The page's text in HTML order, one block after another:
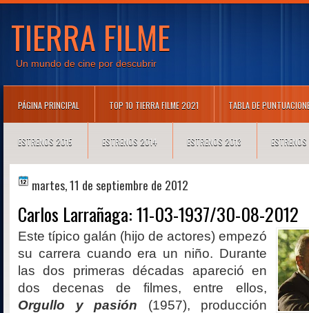
TIERRA FILME
Un mundo de cine por descubrir
PÁGINA PRINCIPAL TOP 10 TIERRA FILME 2021 TABLA DE
ESTRENOS 2015 ESTRENOS 2014 ESTRENOS 2013
martes, 11 de septiembre de 2012
Carlos Larrañaga: 11-03-1937/30-08-2012
Este típico galán (hijo de actores) empezó
su carrera cuando era un niño. Durante
las dos primeras décadas apareció en
dos decenas de filmes, entre ellos,
Orgullo y pasión (1957), producción